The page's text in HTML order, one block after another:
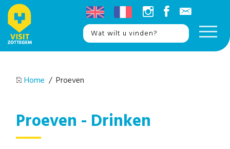
Home / Proeven
Proeven - Drinken